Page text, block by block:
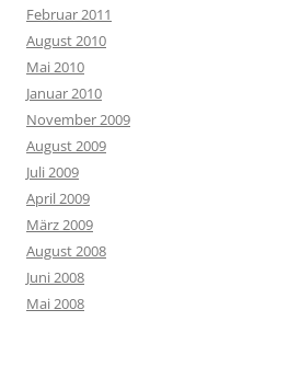
Februar 2011
August 2010
Mai 2010
Januar 2010
November 2009
August 2009
Juli 2009
April 2009
März 2009
August 2008
Juni 2008
Mai 2008